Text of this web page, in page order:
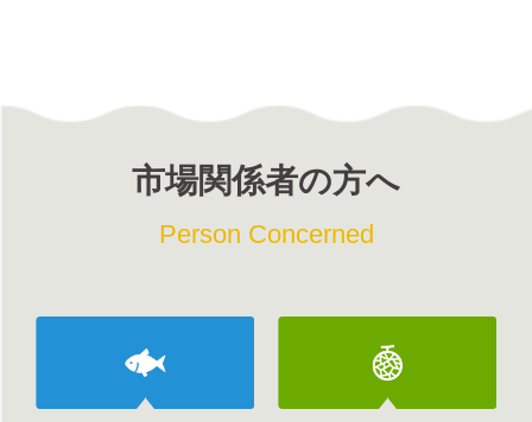
市場関係者の方へ
Person Concerned